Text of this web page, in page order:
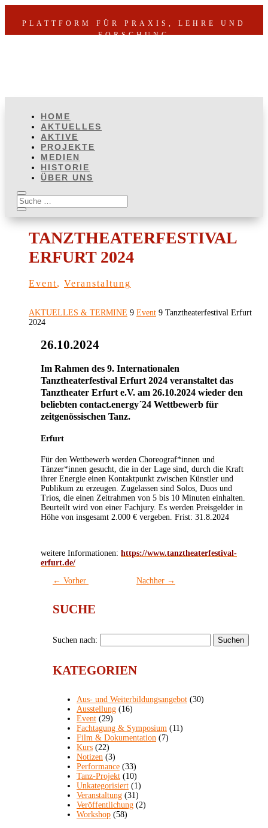
PLATTFORM FÜR PRAXIS, LEHRE UND
FORSCHUNG
HOME
AKTUELLES
AKTIVE
PROJEKTE
MEDIEN
HISTORIE
ÜBER UNS
TANZTHEATERFESTIVAL
ERFURT 2024
Event, Veranstaltung
AKTUELLES & TERMINE 9 Event 9 Tanztheaterfestival Erfurt
2024
26.10.2024
Im Rahmen des 9. Internationalen
Tanztheaterfestival Erfurt 2024 veranstaltet das
Tanztheater Erfurt e.V. am 26.10.2024 wieder den
beliebten contact.energy´24 Wettbewerb für
zeitgenössischen Tanz.
Erfurt
Für den Wettbewerb werden Choreograf*innen und
Tänzer*innen gesucht, die in der Lage sind, durch die Kraft
ihrer Energie einen Kontaktpunkt zwischen Künstler und
Publikum zu erzeugen. Zugelassen sind Solos, Duos und
Trios, die einen Zeitrahmen von 5 bis 10 Minuten einhalten.
Beurteilt wird von einer Fachjury. Es werden Preisgelder in
Höhe von insgesamt 2.000 € vergeben. Frist: 31.8.2024
weitere Informationen: https://www.tanztheaterfestival-
erfurt.de/
← Vorher Nachher →
SUCHE
Suchen nach:
KATEGORIEN
Aus- und Weiterbildungsangebot (30)
Ausstellung (16)
Event (29)
Fachtagung & Symposium (11)
Film & Dokumentation (7)
Kurs (22)
Notizen (3)
Performance (33)
Tanz-Projekt (10)
Unkategorisiert (1)
Veranstaltung (31)
Veröffentlichung (2)
Workshop (58)